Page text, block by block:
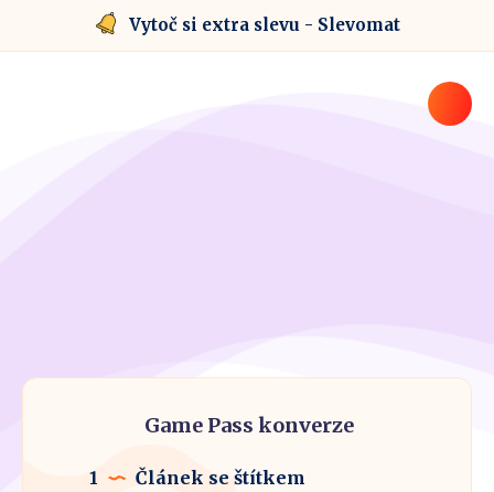
Vytoč si extra slevu - Slevomat
Game Pass konverze
1 Článek se štítkem